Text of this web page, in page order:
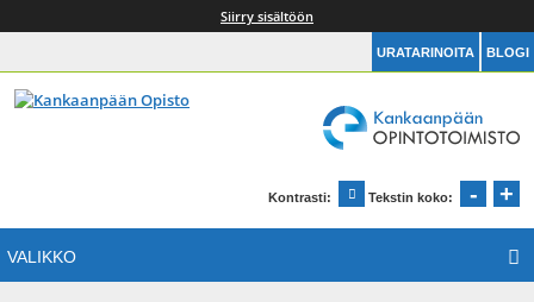
Siirry sisältöön
BLOGI
URATARINOITA
Kontrasti: Muuta kontrastia
Tekstin koko: - +
VALIKKO